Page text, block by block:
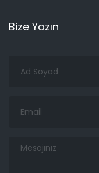
Bize Yazın
Soyad
Mesajınız